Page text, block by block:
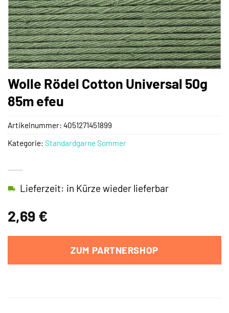
Wolle Rödel Cotton Universal 50g
85m efeu
2,69 €
Lieferzeit: in Kürze wieder lieferbar
ZUM PARTNERSHOP
Artikelnummer: 4051271451899
Kategorie: Standardgarne Sommer